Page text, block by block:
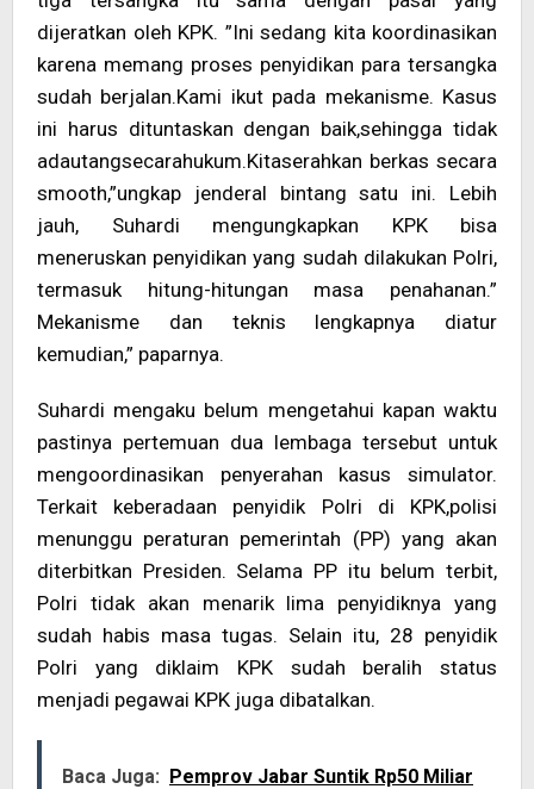
dijeratkan oleh KPK. ”Ini sedang kita koordinasikan
karena memang proses penyidikan para tersangka
sudah berjalan.Kami ikut pada mekanisme. Kasus
ini harus dituntaskan dengan baik,sehingga tidak
adautangsecarahukum.Kitaserahkan berkas secara
smooth,”ungkap jenderal bintang satu ini. Lebih
jauh, Suhardi mengungkapkan KPK bisa
meneruskan penyidikan yang sudah dilakukan Polri,
termasuk hitung-hitungan masa penahanan.”
Mekanisme dan teknis lengkapnya diatur
kemudian,” paparnya.
Suhardi mengaku belum mengetahui kapan waktu
pastinya pertemuan dua lembaga tersebut untuk
mengoordinasikan penyerahan kasus simulator.
Terkait keberadaan penyidik Polri di KPK,polisi
menunggu peraturan pemerintah (PP) yang akan
diterbitkan Presiden. Selama PP itu belum terbit,
Polri tidak akan menarik lima penyidiknya yang
sudah habis masa tugas. Selain itu, 28 penyidik
Polri yang diklaim KPK sudah beralih status
menjadi pegawai KPK juga dibatalkan.
Baca Juga: Pemprov Jabar Suntik Rp50 Miliar